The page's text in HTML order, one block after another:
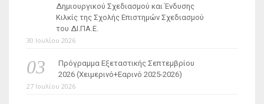
Δημιουργικού Σχεδιασμού και Ένδυσης
Κιλκίς της Σχολής Επιστημών Σχεδιασμού
του ΔΙ.ΠΑ.Ε.
30 Ιουλίου 2026
Πρόγραμμα Εξεταστικής Σεπτεμβρίου
2026 (Χειμερινό+Εαρινό 2025-2026)
27 Ιουλίου 2026